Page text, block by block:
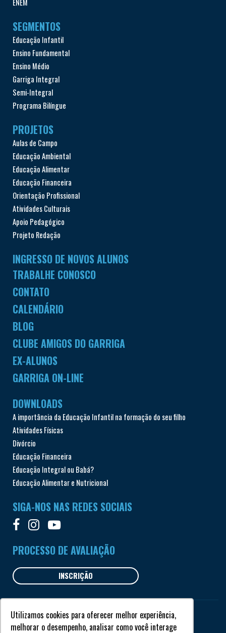
Utilizamos cookies para oferecer melhor experiência,
melhorar o desempenho, analisar como você interage
SEGMENTOS
Educação Infantil
Ensino Fundamental
Ensino Médio
Garriga Integral
Semi-Integral
Programa Bilíngue
PROJETOS
Aulas de Campo
Educação Ambiental
Educação Alimentar
Educação Financeira
Orientação Profissional
Atividades Culturais
Apoio Pedagógico
Projeto Redação
INGRESSO DE NOVOS ALUNOS
TRABALHE CONOSCO
CONTATO
CALENDÁRIO
BLOG
CLUBE AMIGOS DO GARRIGA
EX-ALUNOS
GARRIGA ON-LINE
DOWNLOADS
A importância da Educação Infantil na formação do seu filho
Atividades Físicas
Divórcio
Educação Financeira
Educação Integral ou Babá?
Educação Alimentar e Nutricional
SIGA-NOS NAS REDES SOCIAIS
PROCESSO DE AVALIAÇÃO
INSCRIÇÃO
Todos os direitos reservados © Garriga 2018